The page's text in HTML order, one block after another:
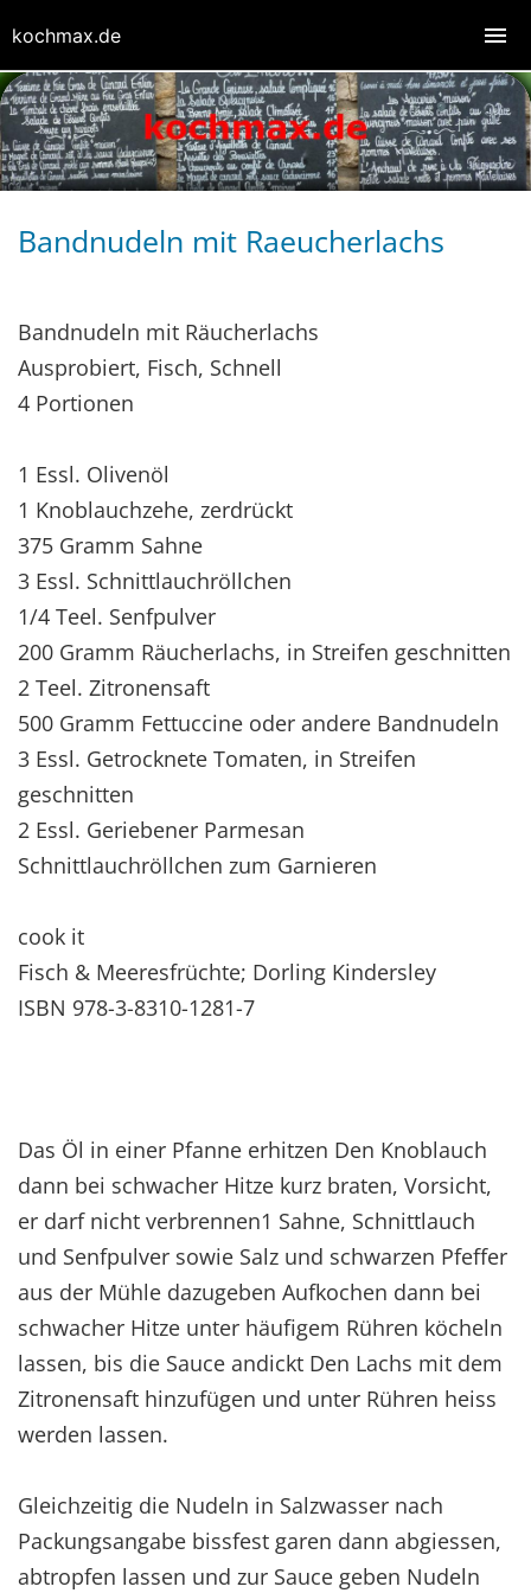
Bandnudeln mit Raeucherlachs
Bandnudeln mit Räucherlachs
Ausprobiert, Fisch, Schnell
4 Portionen
1 Essl. Olivenöl
1 Knoblauchzehe, zerdrückt
375 Gramm Sahne
3 Essl. Schnittlauchröllchen
1/4 Teel. Senfpulver
200 Gramm Räucherlachs, in Streifen geschnitten
2 Teel. Zitronensaft
500 Gramm Fettuccine oder andere Bandnudeln
3 Essl. Getrocknete Tomaten, in Streifen
geschnitten
2 Essl. Geriebener Parmesan
Schnittlauchröllchen zum Garnieren
cook it
Fisch & Meeresfrüchte; Dorling Kindersley
ISBN 978-3-8310-1281-7
Das Öl in einer Pfanne erhitzen Den Knoblauch
dann bei schwacher Hitze kurz braten, Vorsicht,
er darf nicht verbrennen1 Sahne, Schnittlauch
und Senfpulver sowie Salz und schwarzen Pfeffer
aus der Mühle dazugeben Aufkochen dann bei
schwacher Hitze unter häufigem Rühren köcheln
lassen, bis die Sauce andickt Den Lachs mit dem
Zitronensaft hinzufügen und unter Rühren heiss
werden lassen.
Gleichzeitig die Nudeln in Salzwasser nach
Packungsangabe bissfest garen dann abgiessen,
abtropfen lassen und zur Sauce geben Nudeln
kochmax.de